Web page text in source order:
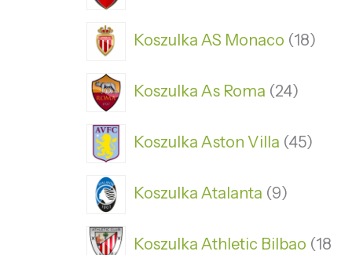
Koszulka AS Monaco 18
Koszulka As Roma 24
Koszulka Aston Villa 45
Koszulka Atalanta 9
Koszulka Athletic Bilbao 18